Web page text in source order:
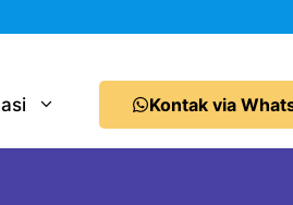
Kontak via